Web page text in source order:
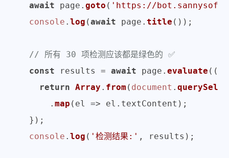
await page. goto ( 'https://
console . log (await page. title ());
// 所有 30 项检测应该都是绿色的 ✅
const results = await page. evaluate ( ()
return Array . from ( document .
      .
map ( el => el. textContent );
  });
console . log ( '检测结果:' , results);